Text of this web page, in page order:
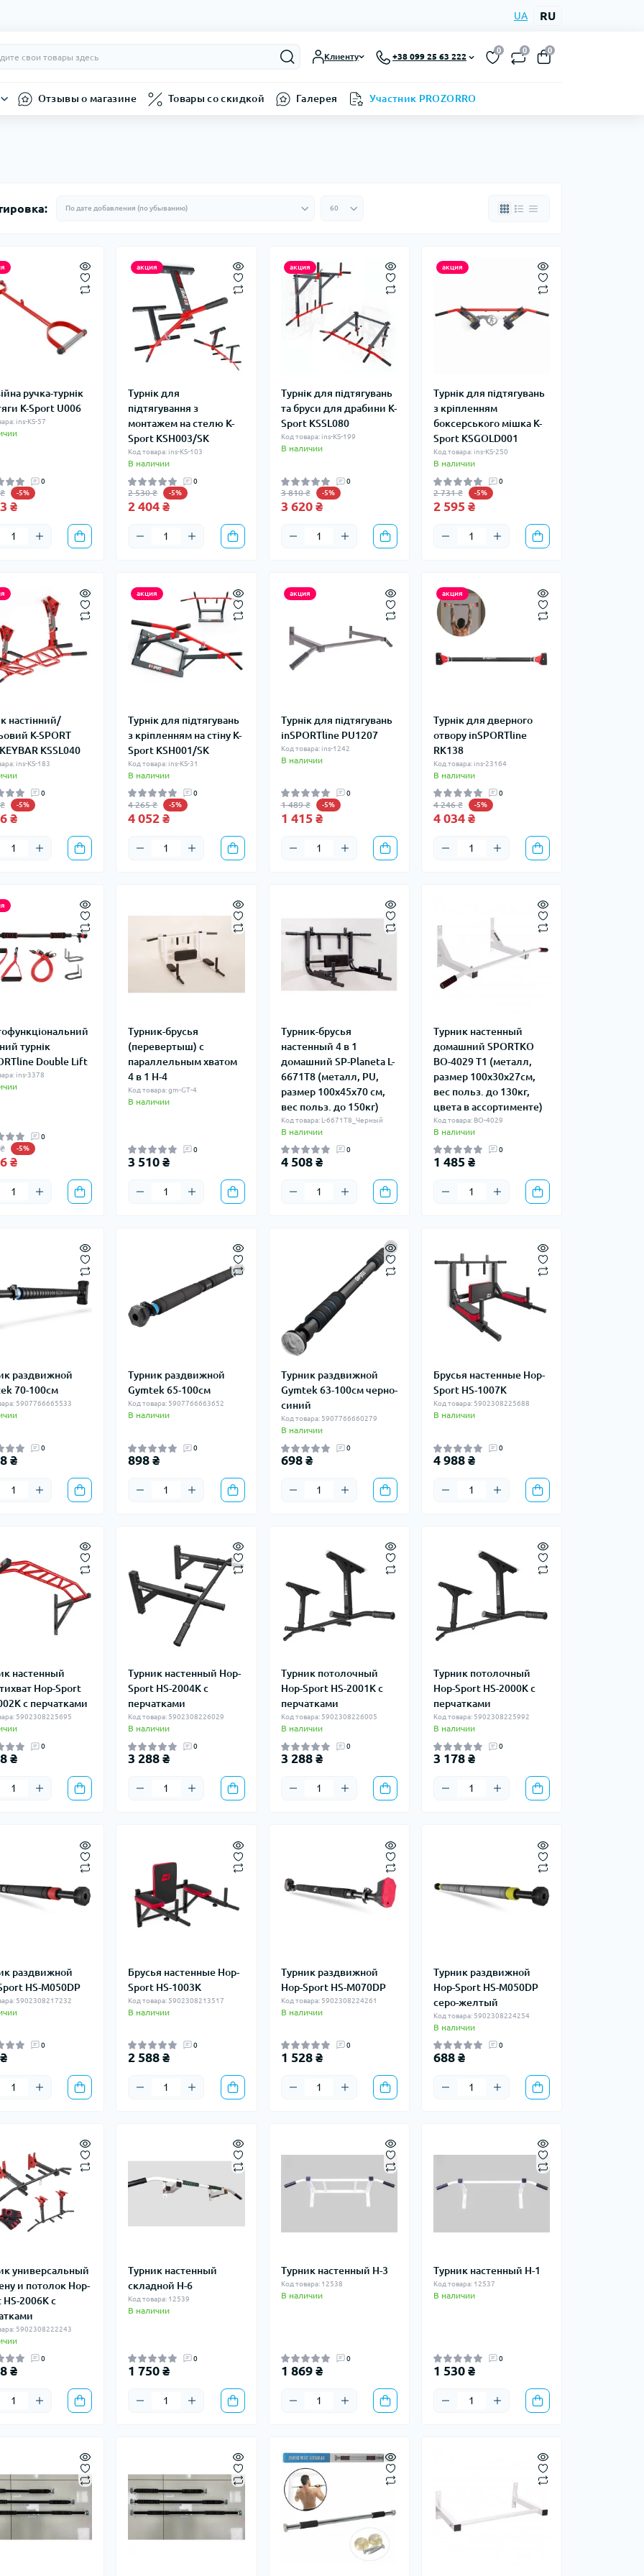
UA RU
Клиенту +38 099 25 63 222
0 0 0
Отзывы о магазине Товары со скидкой Галерея Участник PROZORRO
ручка-турнік
K-Sport U006
ins-KS-57
0
-5%
₴
акция
Турнік для
підтягування з
монтажем на стелю K-
Sport KSH003/SK
Код товара: ins-KS-103
В наличии
0
2 530 ₴ -5%
2 404 ₴
акция
Турнік для підтягувань
та бруси для драбини K-
Sport KSSL080
Код товара: ins-KS-199
В наличии
0
3 810 ₴ -5%
3 620 ₴
акция
Турнік для підтягувань
з кріпленням
боксерського мішка K-
Sport KSGOLD001
Код товара: ins-KS-250
В наличии
0
2 731 ₴ -5%
2 595 ₴
настінний/
K-SPORT
KSSL040
ins-KS-183
0
-5%
₴
акция
Турнік для підтягувань
з кріпленням на стіну K-
Sport KSH001/SK
Код товара: ins-KS-31
В наличии
0
4 265 ₴ -5%
4 052 ₴
акция
Турнік для підтягувань
inSPORTline PU1207
Код товара: ins-1242
В наличии
0
1 489 ₴ -5%
1 415 ₴
акция
Турнік для дверного
отвору inSPORTline
RK138
Код товара: ins-23164
В наличии
0
4 246 ₴ -5%
4 034 ₴
турнік
Double Lift
ins-3378
0
-5%
₴
Турник-брусья
(перевертыш) с
параллельным хватом
4 в 1 H-4
Код товара: gm-GT-4
В наличии
0
3 510 ₴
Турник-брусья
настенный 4 в 1
домашний SP-Planeta L-
6671T8 (металл, PU,
размер 100x45x70 см,
вес польз. до 150кг)
Код товара: L-6671T8_Черный
В наличии
0
4 508 ₴
Турник настенный
домашний SPORTKO
BO-4029 T1 (металл,
размер 100x30x27см,
вес польз. до 130кг,
цвета в ассортименте)
Код товара: BO-4029
В наличии
0
1 485 ₴
раздвижной
70-100см
5907766665533
0
₴
Турник раздвижной
Gymtek 65-100см
Код товара: 5907766663652
В наличии
0
898 ₴
Турник раздвижной
Gymtek 63-100см черно-
синий
Код товара: 5907766660279
В наличии
0
698 ₴
Брусья настенные Hop-
Sport HS-1007K
Код товара: 5902308225688
В наличии
0
4 988 ₴
настенный
Hop-Sport
с перчатками
5902308225695
0
₴
Турник настенный Hop-
Sport HS-2004K с
перчатками
Код товара: 5902308226029
В наличии
0
3 288 ₴
Турник потолочный
Hop-Sport HS-2001K с
перчатками
Код товара: 5902308226005
В наличии
0
3 288 ₴
Турник потолочный
Hop-Sport HS-2000K с
перчатками
Код товара: 5902308225992
В наличии
0
3 178 ₴
раздвижной
HS-M050DP
5902308217232
0
Брусья настенные Hop-
Sport HS-1003K
Код товара: 5902308213517
В наличии
0
2 588 ₴
Турник раздвижной
Hop-Sport HS-M070DP
Код товара: 5902308224261
В наличии
0
1 528 ₴
Турник раздвижной
Hop-Sport HS-M050DP
серо-желтый
Код товара: 5902308224254
В наличии
0
688 ₴
универсальный
и потолок Hop-
2006K с
5902308222243
0
₴
Турник настенный
складной H-6
Код товара: 12539
В наличии
0
1 750 ₴
Турник настенный H-3
Код товара: 12538
В наличии
0
1 869 ₴
Турник настенный H-1
Код товара: 12537
В наличии
0
1 530 ₴